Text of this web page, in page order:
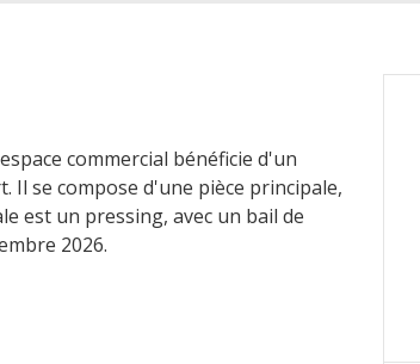
commercial bénéficie d'un
Il se compose d'une pièce principale,
est un pressing, avec un bail de
2026.